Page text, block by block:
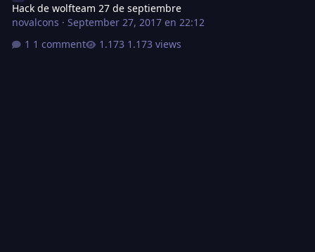
Hack de wolfteam 27 de septiembre
novalcons · September 27, 2017 en 22:12
1 comment
1.173 views